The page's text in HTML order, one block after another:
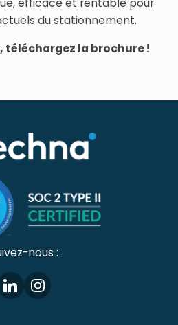
efficace et rentable pour
du stationnement.
téléchargez la brochure !
nous :